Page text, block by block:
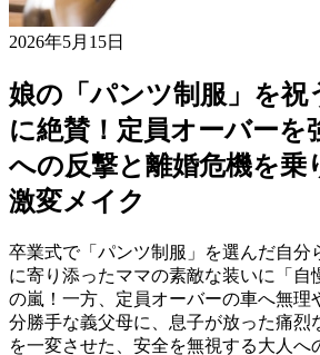
2026年5月15日
娘の「パンツ制服」を祝
に絶賛！定員オーバーを
への反撃と離婚危機を乗
激変メイク
卒業式で「パンツ制服」を選んだ自分
に寄り添ったママの素敵な装いに「自
の嵐！一方、定員オーバーの車へ無理
分勝手な義父母に、息子が放った痛烈
を一変させた、安全を無視する大人へ